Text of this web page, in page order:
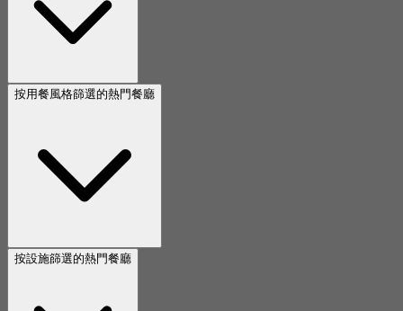
按用餐風格篩選的熱門餐廳
按設施篩選的熱門餐廳